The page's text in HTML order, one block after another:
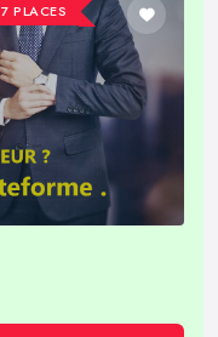
7 PLACES